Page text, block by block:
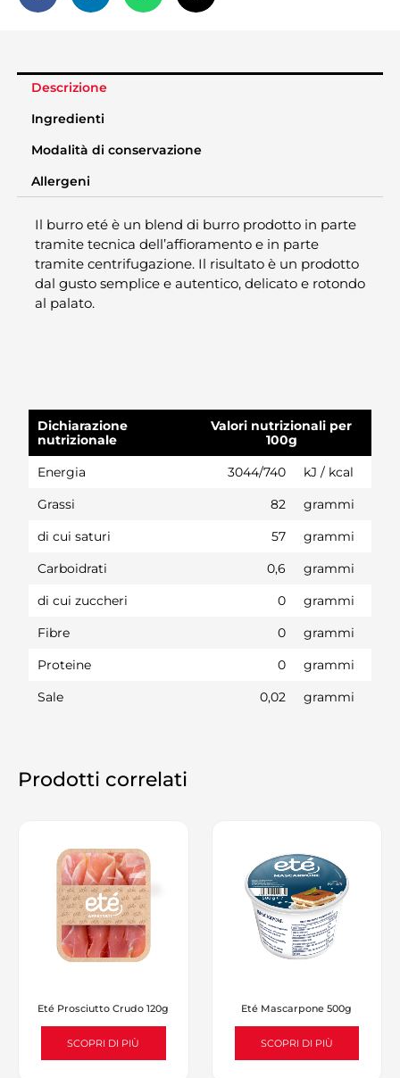
Descrizione
Ingredienti
Modalità di conservazione
Allergeni
Il burro eté è un blend di burro prodotto in parte
tramite tecnica dell’affioramento e in parte
tramite centrifugazione. Il risultato è un prodotto
dal gusto semplice e autentico, delicato e rotondo
al palato.
Dichiarazione
nutrizionale
Valori nutrizionali per
100g
Energia 3044/740 kJ / kcal
Grassi 82 grammi
di cui saturi 57 grammi
Carboidrati 0,6 grammi
di cui zuccheri 0 grammi
Fibre 0 grammi
Proteine 0 grammi
Sale 0,02 grammi
Prodotti correlati
Eté Prosciutto Crudo 120g
SCOPRI DI PIÙ
Eté Mascarpone 500g
SCOPRI DI PIÙ